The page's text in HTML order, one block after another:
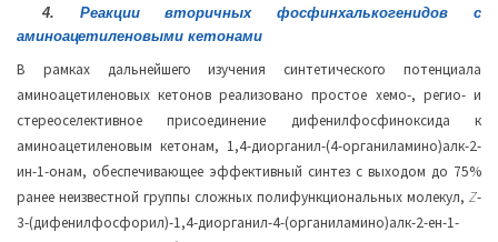
4. Реакции вторичных фосфинхалькогенидов с
аминоацетиленовыми кетонами
В рамках дальнейшего изучения синтетического потенциала
аминоацетиленовых кетонов реализовано простое хемо-, регио- и
стереоселективное присоединение дифенилфосфиноксида к
аминоацетиленовым кетонам, 1,4-диорганил-(4-органиламино)алк-2-
ин-1-онам, обеспечивающее эффективный синтез с выходом до 75%
ранее неизвестной группы сложных полифункциональных молекул, Z-
3-(дифенилфосфорил)-1,4-диорганил-4-(органиламино)алк-2-ен-1-